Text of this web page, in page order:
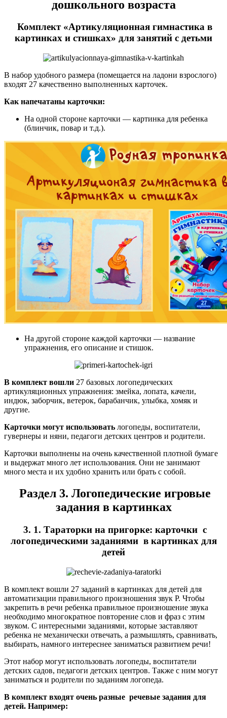
дошкольного возраста
Комплект «Артикуляционная гимнастика в
картинках и стишках» для занятий с детьми
В набор удобного размера (помещается на ладони взрослого)
входят 27 качественно выполненных карточек.
Как напечатаны карточки:
На одной стороне карточки — картинка для ребенка
(блинчик, повар и т.д.).
На другой стороне каждой карточки — название
упражнения, его описание и стишок.
В комплект вошли 27 базовых логопедических
артикуляционных упражнения: змейка, лопата, качели,
индюк, заборчик, ветерок, барабанчик, улыбка, хомяк и
другие.
Карточки могут использовать логопеды, воспитатели,
гувернеры и няни, педагоги детских центров и родители.
Карточки выполнены на очень качественной плотной бумаге
и выдержат много лет использования. Они не занимают
много места и их удобно хранить или брать с собой.
Раздел 3. Логопедические игровые
задания в картинках
3. 1. Тараторки на пригорке: карточки с
логопедическими заданиями в картинках для
детей
В комплект вошли 27 заданий в картинках для детей для
автоматизации правильного произношения звук Р. Чтобы
закрепить в речи ребенка правильное произношение звука
необходимо многократное повторение слов и фраз с этим
звуком. С интересными заданиями, которые заставляют
ребенка не механически отвечать, а размышлять, сравнивать,
выбирать, намного интереснее заниматься развитием речи!
Этот набор могут использовать логопеды, воспитатели
детских садов, педагоги детских центров. Также с ним могут
заниматься и родители по заданиям логопеда.
В комплект входят очень разные речевые задания для
детей. Например: